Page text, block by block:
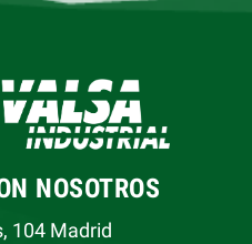
NOSOTROS
104 Madrid